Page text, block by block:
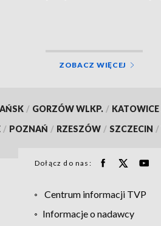
ZOBACZ WIĘCEJ
/ GORZÓW WLKP. / KATOWICE
/ POZNAŃ / RZESZÓW / SZCZECIN /
Dołącz do nas:
Centrum informacji TVP
Informacje o nadawcy